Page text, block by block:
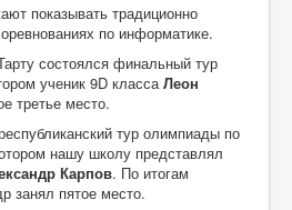
показывать традиционно
по информатике.
состоялся финальный тур
ученик 9D класса Леон
третье место.
тур олимпиады по
нашу школу представлял
Карпов. По итогам
занял пятое место.